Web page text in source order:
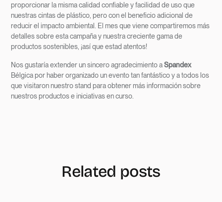
proporcionar la misma calidad confiable y facilidad de uso que
nuestras cintas de plástico, pero con el beneficio adicional de
reducir el impacto ambiental. El mes que viene compartiremos más
detalles sobre esta campaña y nuestra creciente gama de
productos sostenibles, ¡así que estad atentos!
Nos gustaría extender un sincero agradecimiento aSpandex
Bélgica por haber organizado un evento tan fantástico y a todos los
que visitaron nuestro stand para obtener más información sobre
nuestros productos e iniciativas en curso.
Related posts